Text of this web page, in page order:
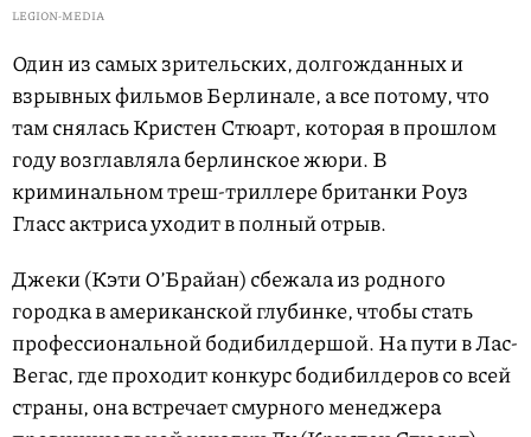
LEGION-MEDIA
Один из самых зрительских, долгожданных и
взрывных фильмов Берлинале, а все потому, что
там снялась Кристен Стюарт, которая в прошлом
году возглавляла берлинское жюри. В
криминальном треш-триллере британки Роуз
Гласс актриса уходит в полный отрыв.
Джеки (Кэти О’Брайан) сбежала из родного
городка в американской глубинке, чтобы стать
профессиональной бодибилдершой. На пути в Лас-
Вегас, где проходит конкурс бодибилдеров со всей
страны, она встречает смурного менеджера